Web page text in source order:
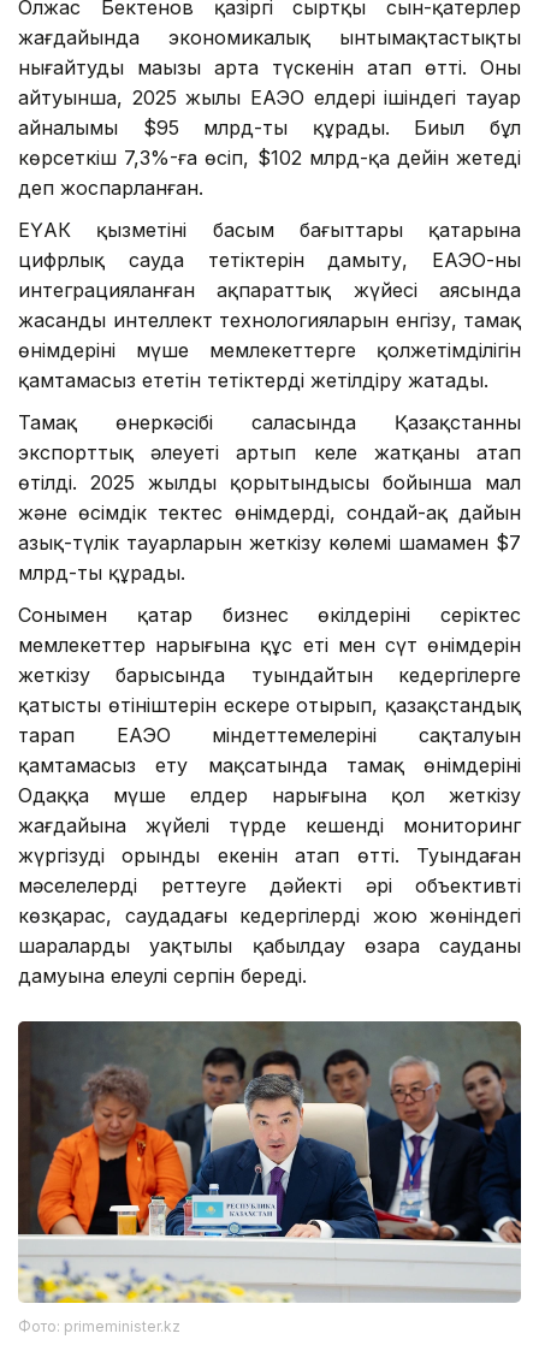
Олжас Бектенов қазіргі сыртқы сын-қатерлер
жағдайында экономикалық ынтымақтастықты
нығайтудың маңызы арта түскенін атап өтті. Оның
айтуынша, 2025 жылы ЕАЭО елдері ішіндегі тауар
айналымы $95 млрд-ты құрады. Биыл бұл
көрсеткіш 7,3%-ға өсіп, $102 млрд-қа дейін жетеді
деп жоспарланған.
ЕҮАК қызметінің басым бағыттары қатарына
цифрлық сауда тетіктерін дамыту, ЕАЭО-ның
интеграцияланған ақпараттық жүйесі аясында
жасанды интеллект технологияларын енгізу, тамақ
өнімдерінің мүше мемлекеттерге қолжетімділігін
қамтамасыз ететін тетіктерді жетілдіру жатады.
Тамақ өнеркәсібі саласында Қазақстанның
экспорттық әлеуеті артып келе жатқаны атап
өтілді. 2025 жылдың қорытындысы бойынша мал
және өсімдік тектес өнімдерді, сондай-ақ дайын
азық-түлік тауарларын жеткізу көлемі шамамен $7
млрд-ты құрады.
Сонымен қатар бизнес өкілдерінің серіктес
мемлекеттер нарығына құс еті мен сүт өнімдерін
жеткізу барысында туындайтын кедергілерге
қатысты өтініштерін ескере отырып, қазақстандық
тарап ЕАЭО міндеттемелерінің сақталуын
қамтамасыз ету мақсатында тамақ өнімдерінің
Одаққа мүше елдер нарығына қол жеткізу
жағдайына жүйелі түрде кешенді мониторинг
жүргізудің орынды екенін атап өтті. Туындаған
мәселелерді реттеуге дәйекті әрі объективті
көзқарас, саудадағы кедергілерді жою жөніндегі
шараларды уақтылы қабылдау өзара сауданың
дамуына елеулі серпін береді.
Фото: primeminister.kz